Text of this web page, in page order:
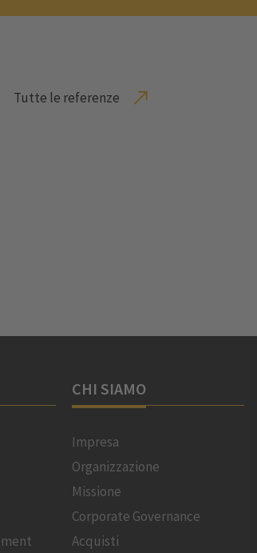
Tutte le referenze
CHI SIAMO
Impresa
Organizzazione
Missione
Corporate Governance
Acquisti